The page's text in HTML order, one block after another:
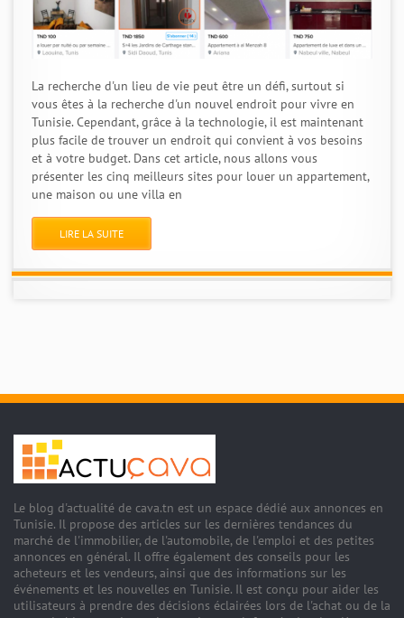
La recherche d'un lieu de vie peut être un défi, surtout si
vous êtes à la recherche d'un nouvel endroit pour vivre en
Tunisie. Cependant, grâce à la technologie, il est maintenant
plus facile de trouver un endroit qui convient à vos besoins
et à votre budget. Dans cet article, nous allons vous
présenter les cinq meilleurs sites pour louer un appartement,
une maison ou une villa en
LIRE LA SUITE
Le blog d'actualité de cava.tn est un espace dédié aux annonces en
Tunisie. Il propose des articles sur les dernières tendances du
marché de l'immobilier, de l'automobile, de l'emploi et des petites
annonces en général. Il offre également des conseils pour les
acheteurs et les vendeurs, ainsi que des informations sur les
événements et les nouvelles en Tunisie. Il est conçu pour aider les
utilisateurs à prendre des décisions éclairées lors de l'achat ou de la